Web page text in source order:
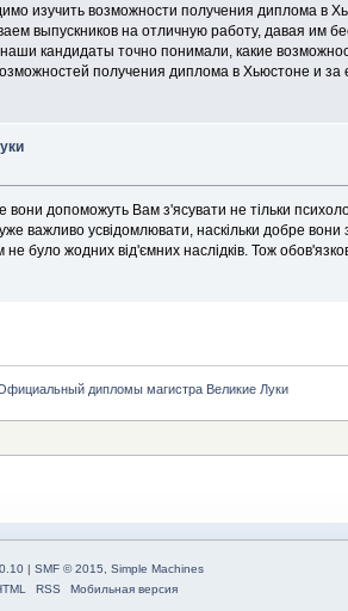
изучить возможности получения диплома в
выпускников на отличную работу, давая им
кандидаты точно понимали, какие
получения диплома в Хьюстоне и
вони допоможуть Вам з'ясувати не тільки
важливо усвідомлювати, наскільки добре вони
було жодних від'ємних наслідків. Тож
дипломы магистра Великие Луки
| SMF © 2015, Simple Machines
RSS Мобильная версия